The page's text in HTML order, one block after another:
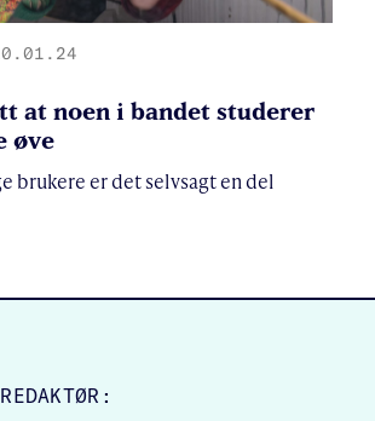
at noen i bandet studerer
øve
brukere er det selvsagt en del